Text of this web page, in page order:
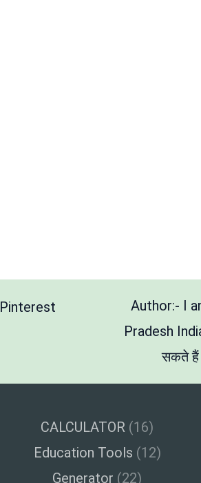
Pinterest Author:- I
Pradesh
सकते हैं
CALCULATOR (16)
Education Tools (12)
Generator (22)